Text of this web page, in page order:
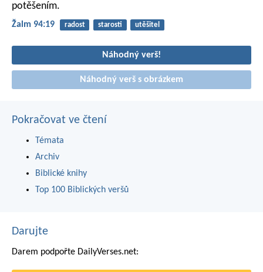
potěšením.
Žalm 94:19 radost starosti utěšitel
Náhodný verš!
Náhodný verš s obrázkem
Pokračovat ve čtení
Témata
Archiv
Biblické knihy
Top 100 Biblických veršů
Darujte
Darem podpořte DailyVerses.net: